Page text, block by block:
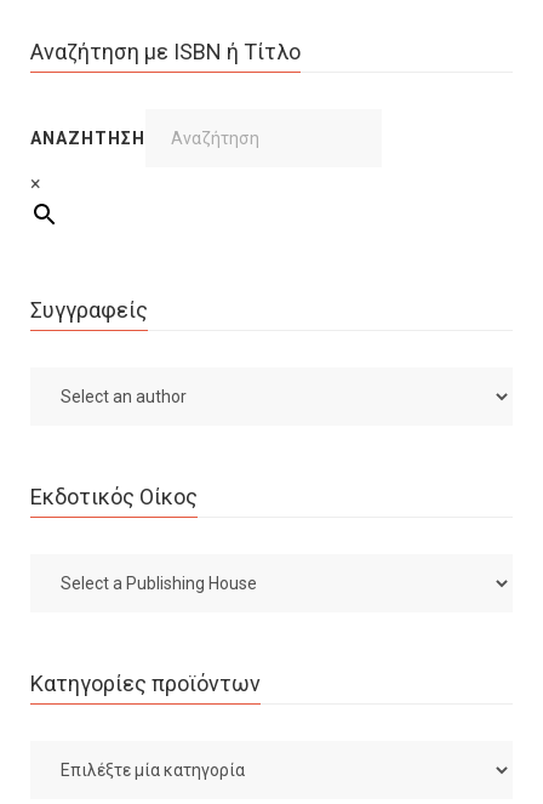
Αναζήτηση με ISBN ή Τίτλο
ΑΝΑΖΉΤΗΣΗ
×
Συγγραφείς
Εκδοτικός Οίκος
Κατηγορίες προϊόντων